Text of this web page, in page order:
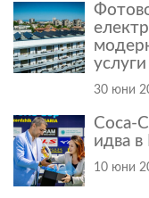
30 юни
Coca-
идва
10 юни